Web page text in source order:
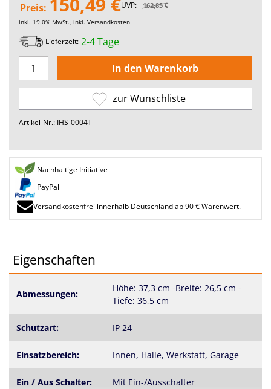
Preis: UVP: 162,85 €
inkl. 19.0% MwSt., inkl. Versandkosten
Lieferzeit: 2-4 Tage
zur Wunschliste
Artikel-Nr.: IHS-0004T
Nachhaltige Initiative
PayPal
Versandkostenfrei innerhalb Deutschland ab 90 € Warenwert.
Eigenschaften
Abmessungen:
Höhe: 37,3 cm -Breite: 26,5 cm -
Tiefe: 36,5 cm
Schutzart: IP 24
Einsatzbereich: Innen, Halle, Werkstatt, Garage
Ein / Aus Schalter: Mit Ein-/Ausschalter